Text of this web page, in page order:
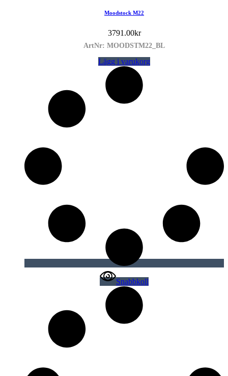
Moodstock M22
3791.00kr
ArtNr: MOODSTM22_BL
Lägg i varukorg
Snabbkoll